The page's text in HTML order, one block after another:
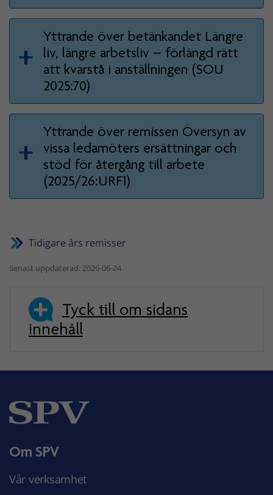
Yttrande över betänkandet Längre
liv, längre arbetsliv – förlängd rätt
att kvarstå i anställningen (SOU
2025:70)
Yttrande över remissen Översyn av
vissa ledamöters ersättningar och
stöd för återgång till arbete
(2025/26:URF1)
Tidigare års remisser
Senast uppdaterad: 2026-06-24
Tyck till om sidans
innehåll
Om SPV
Vår verksamhet